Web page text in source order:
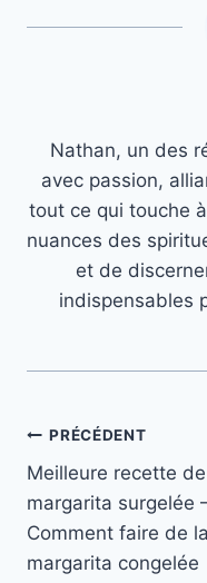
Nathan, un des
avec passion,
tout ce qui touche
nuances des
et de
indispensables
Navigation
de
l’article
PRÉCÉDENT
Meilleure recette de
margarita surgelée
Comment faire de la
margarita congelée